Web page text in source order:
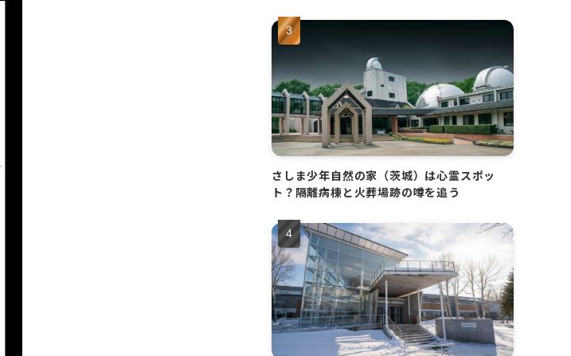
さしま少年自然の家（茨城）は心霊スポッ
ト？隔離病棟と火葬場跡の噂を追う